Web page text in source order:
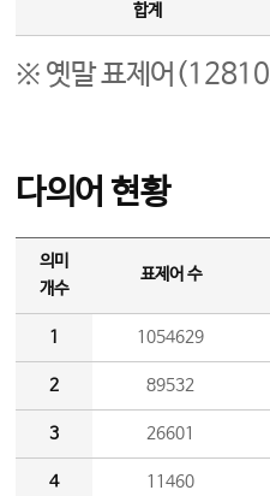
합계
※ 옛말 표제어(12810
다의어 현황
의미
개수
표제어 수
1 1054629
2 89532
3 26601
4 11460